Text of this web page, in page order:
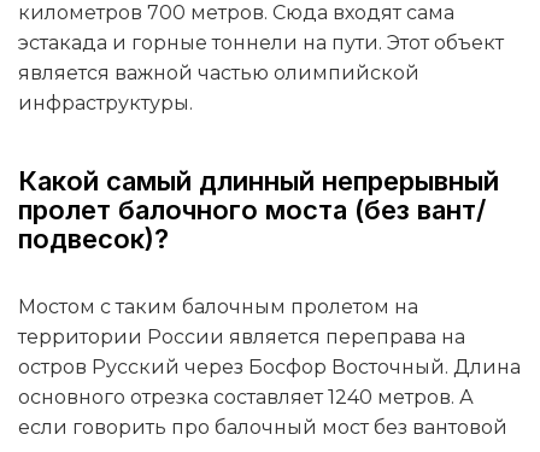
километров 700 метров. Сюда входят сама
эстакада и горные тоннели на пути. Этот объект
является важной частью олимпийской
инфраструктуры.
Какой самый длинный непрерывный
пролет балочного моста (без вант/
подвесок)?
Мостом с таким балочным пролетом на
территории России является переправа на
остров Русский через Босфор Восточный. Длина
основного отрезка составляет 1240 метров. А
если говорить про балочный мост без вантовой